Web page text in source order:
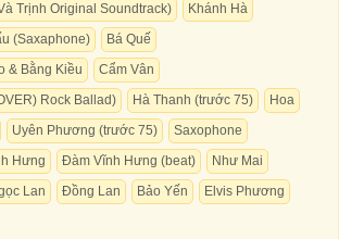
Trịnh Original Soundtrack)
Khánh Hà
(Saxaphone)
Bá Quế
& Bằng Kiều
Cẩm Vân
Rock Ballad)
Hà Thanh (trước 75)
Hoa
Uyên Phương (trước 75)
Saxophone
Hưng Đàm Vĩnh Hưng (beat)
Như Mai
Lan Đồng Lan Bảo Yến
Elvis Phương